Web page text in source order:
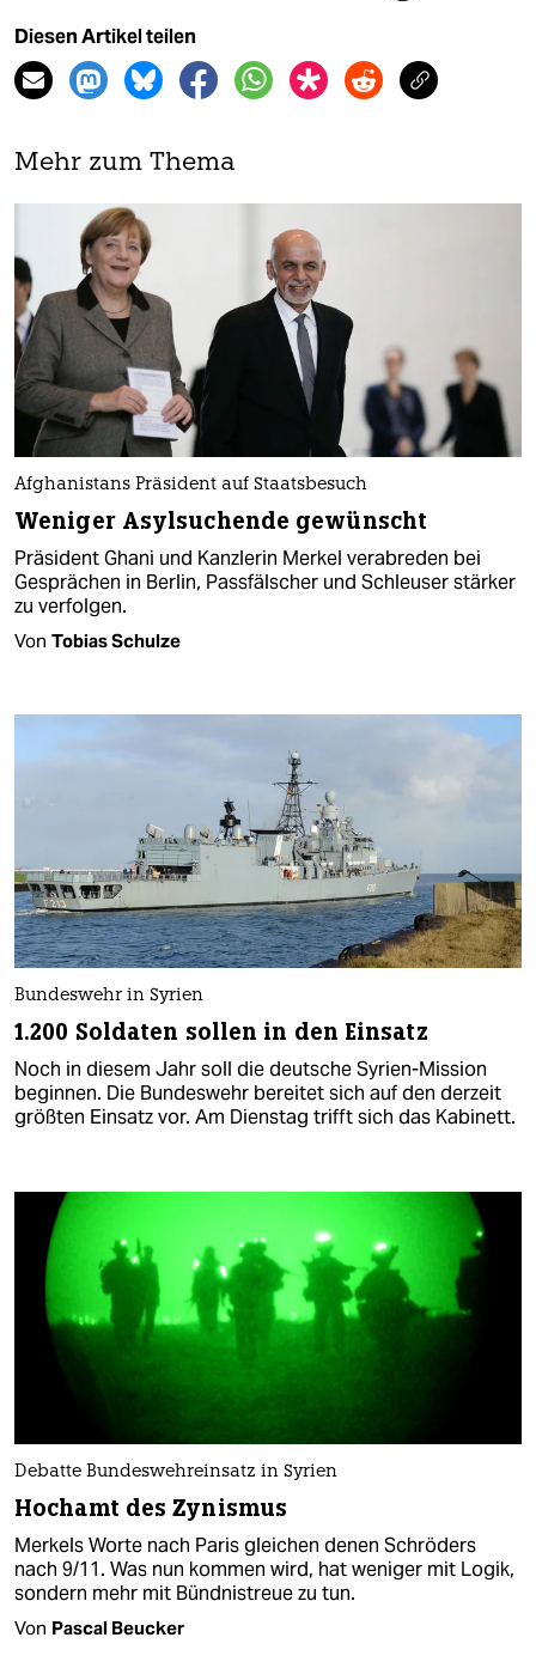
Diesen Artikel teilen
Mehr zum Thema
Afghanistans Präsident auf Staatsbesuch
Weniger Asylsuchende gewünscht
Präsident Ghani und Kanzlerin Merkel verabreden bei
Gesprächen in Berlin, Passfälscher und Schleuser stärker
zu verfolgen.
Von Tobias Schulze
Bundeswehr in Syrien
1.200 Soldaten sollen in den Einsatz
Noch in diesem Jahr soll die deutsche Syrien-Mission
beginnen. Die Bundeswehr bereitet sich auf den derzeit
größten Einsatz vor. Am Dienstag trifft sich das Kabinett.
Debatte Bundeswehreinsatz in Syrien
Hochamt des Zynismus
Merkels Worte nach Paris gleichen denen Schröders
nach 9/11. Was nun kommen wird, hat weniger mit Logik,
sondern mehr mit Bündnistreue zu tun.
Von Pascal Beucker